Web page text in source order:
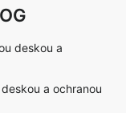
a ochranou